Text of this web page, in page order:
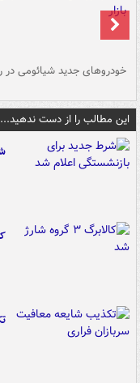
خودروهای جدید شیائومی در
این مطالب را از دست